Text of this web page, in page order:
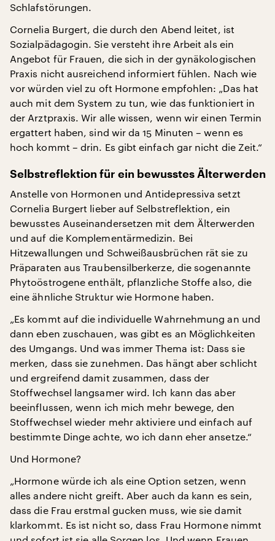
Schlafstörungen.
Cornelia Burgert, die durch den Abend leitet, ist
Sozialpädagogin. Sie versteht ihre Arbeit als ein
Angebot für Frauen, die sich in der gynäkologischen
Praxis nicht ausreichend informiert fühlen. Nach wie
vor würden viel zu oft Hormone empfohlen: „Das hat
auch mit dem System zu tun, wie das funktioniert in
der Arztpraxis. Wir alle wissen, wenn wir einen Termin
ergattert haben, sind wir da 15 Minuten – wenn es
hoch kommt – drin. Es gibt einfach gar nicht die Zeit.“
Selbstreflektion für ein bewusstes Älterwerden
Anstelle von Hormonen und Antidepressiva setzt
Cornelia Burgert lieber auf Selbstreflektion, ein
bewusstes Auseinandersetzen mit dem Älterwerden
und auf die Komplementärmedizin. Bei
Hitzewallungen und Schweißausbrüchen rät sie zu
Präparaten aus Traubensilberkerze, die sogenannte
Phytoöstrogene enthält, pflanzliche Stoffe also, die
eine ähnliche Struktur wie Hormone haben.
„Es kommt auf die individuelle Wahrnehmung an und
dann eben zuschauen, was gibt es an Möglichkeiten
des Umgangs. Und was immer Thema ist: Dass sie
merken, dass sie zunehmen. Das hängt aber schlicht
und ergreifend damit zusammen, dass der
Stoffwechsel langsamer wird. Ich kann das aber
beeinflussen, wenn ich mich mehr bewege, den
Stoffwechsel wieder mehr aktiviere und einfach auf
bestimmte Dinge achte, wo ich dann eher ansetze.“
Und Hormone?
„Hormone würde ich als eine Option setzen, wenn
alles andere nicht greift. Aber auch da kann es sein,
dass die Frau erstmal gucken muss, wie sie damit
klarkommt. Es ist nicht so, dass Frau Hormone nimmt